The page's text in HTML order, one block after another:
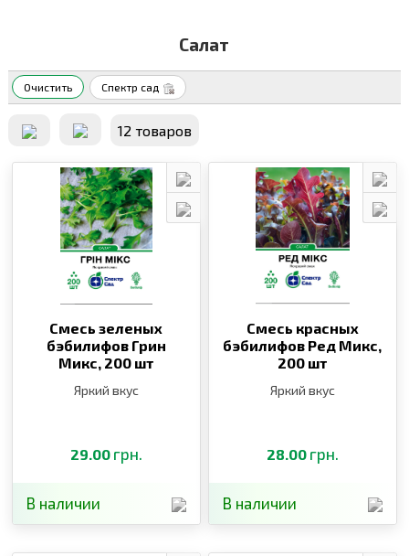
Салат
Очистить Спектр сад
12 товаров
Смесь зеленых
бэбилифов Грин
Микс, 200 шт
Яркий вкус
29.00 грн.
В наличии
Смесь красных
бэбилифов Ред Микс,
200 шт
Яркий вкус
28.00 грн.
В наличии